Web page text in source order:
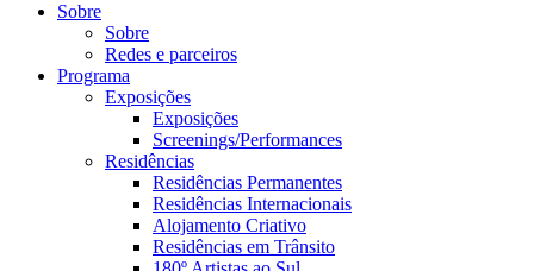
Sobre
Sobre
Redes e parceiros
Programa
Exposições
Exposições
Screenings/Performances
Residências
Residências Permanentes
Residências Internacionais
Alojamento Criativo
Residências em Trânsito